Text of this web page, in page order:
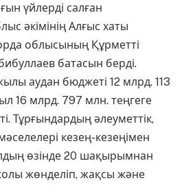
үйлерді салған
әкімінің Алғыс хаты
облысының Құрметті
батасын берді.
аудан бюджеті 12 млрд. 113
16 млрд. 797 млн. теңгеге
Тұрғындардың әлеуметтік,
кезең-кезеңімен
өзінде 20 шақырымнан
жөнделіп, жақсы және